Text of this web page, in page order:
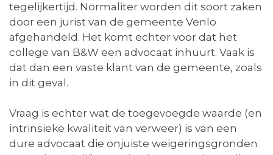
tegelijkertijd. Normaliter worden dit soort zaken
door een jurist van de gemeente Venlo
afgehandeld. Het komt echter voor dat het
college van B&W een advocaat inhuurt. Vaak is
dat dan een vaste klant van de gemeente, zoals
in dit geval.
Vraag is echter wat de toegevoegde waarde (en
intrinsieke kwaliteit van verweer) is van een
dure advocaat die onjuiste weigeringsgronden